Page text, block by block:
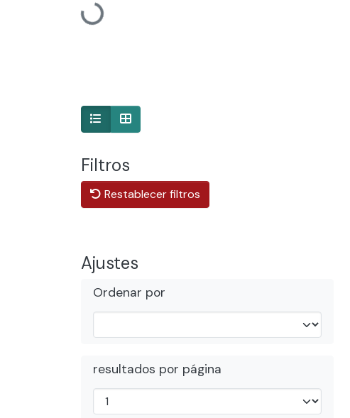
Cargando...
Filtros
Restablecer filtros
Ajustes
Ordenar por
resultados por página